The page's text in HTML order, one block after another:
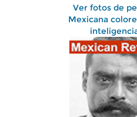
Ver fotos de
Mexicana